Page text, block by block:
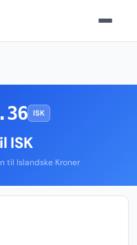
ISK
ISK
til Islandske Kroner